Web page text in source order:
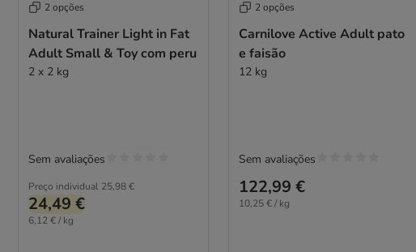
2 opções
Natural Trainer Light in Fat
Adult Small & Toy com peru
2 x 2 kg
Preço individual 25,98 €
24,49 €
6,12 € / kg
Sem avaliações
2 opções
Carnilove Active Adult pato
e faisão
12 kg
122,99 €
10,25 € / kg
Sem avaliações